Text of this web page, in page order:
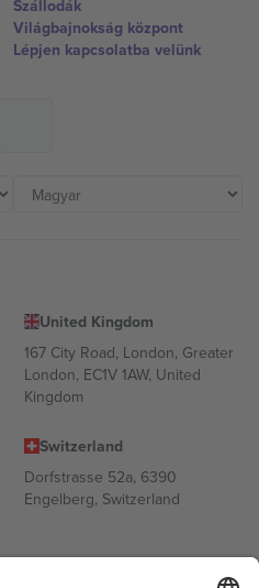
Szállodák
Világbajnokság központ
Lépjen kapcsolatba velünk
United Kingdom
167 City Road, London, Greater
London, EC1V 1AW, United
Kingdom
Switzerland
Dorfstrasse 52a, 6390
Engelberg, Switzerland